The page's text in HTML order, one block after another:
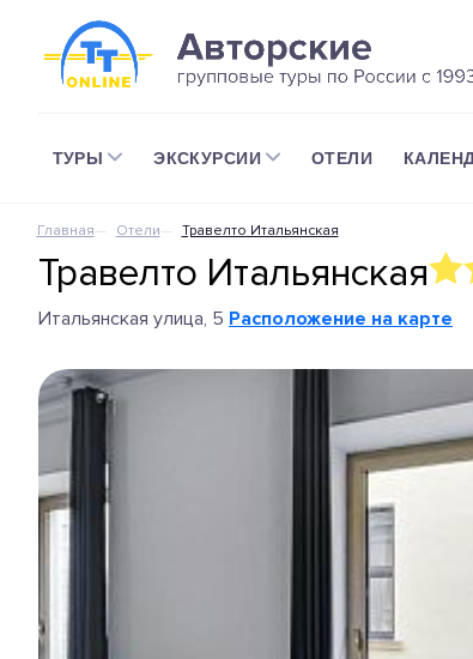
ТУРЫ ЭКСКУРСИИ ОТЕЛИ
Главная Отели Травелто Итальянская
Травелто Итальянская
Итальянская улица, 5 Расположение на карте